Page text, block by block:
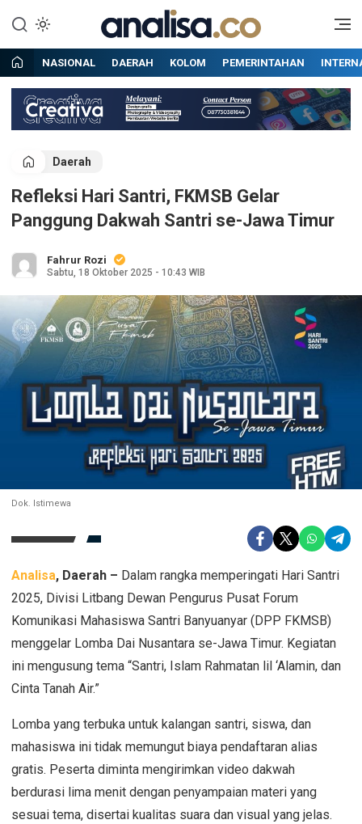
konten
Analisa
Situs berita online terpercaya
NASIONAL DAERAH KOLOM PEMERINTAHAN
Daerah
Refleksi Hari Santri, FKMSB Gelar
Panggung Dakwah Santri se-Jawa Timur
Fahrur Rozi
Sabtu, 18 Oktober 2025 - 10:43 WIB
Dok. Istimewa
Analisa, Daerah – Dalam rangka memperingati Hari Santri
2025, Divisi Litbang Dewan Pengurus Pusat Forum
Komunikasi Mahasiswa Santri Banyuanyar (DPP FKMSB)
menggelar Lomba Dai Nusantara se-Jawa Timur. Kegiatan
ini mengusung tema “Santri, Islam Rahmatan lil ‘Alamin, dan
Cinta Tanah Air.”
Lomba yang terbuka untuk kalangan santri, siswa, dan
mahasiswa ini tidak memungut biaya pendaftaran alias
gratis. Peserta diminta mengirimkan video dakwah
berdurasi lima menit dengan penyampaian materi yang
sesuai tema, disertai kualitas suara dan visual yang jelas.